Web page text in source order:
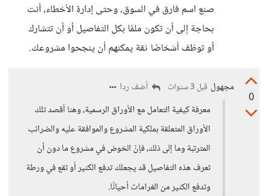
صنع اسم فارق في السوق، وحتى إدارة الأخطاء، أنت
بحاجة إلى أن تكون ملمًا بكل التفاصيل أو أن تتشارك
أو توظف أشخاصًا ثقة يمكنهم أن ينجحوا مشروعك.
0
مجهول قبل 3 سنوات
أضف ردا
معرفة كيفية التعامل مع الأوراق الرسمية، وهنا أقصد تلك
الأوراق المتعلقة بملكية المشروع والموافقة عليه والضرائب
المترتبة وما إلى ذلك، فإنّ الخوض في مشروع ما دون أن
تعرف هذه التفاصيل قد يجعلك تدفع الكثير أو تقع في ورطة
وتدفع الكثير من الغرامات أحيانًا.